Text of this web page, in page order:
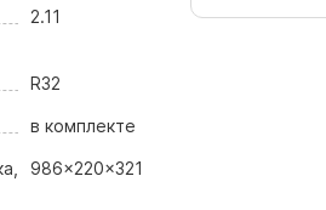
2.11
R32
в комплекте
986x220x321